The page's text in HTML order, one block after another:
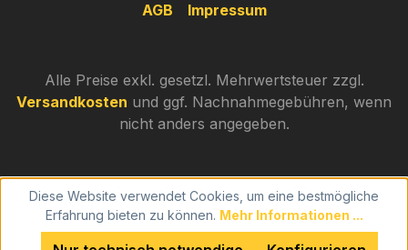
AGB
Impressum
Alle Preise exkl. gesetzl. Mehrwertsteuer zzgl.
Versandkosten und ggf. Nachnahmegebühren, wenn
nicht anders angegeben.
Diese Website verwendet Cookies, um eine bestmögliche
Erfahrung bieten zu können. Mehr Informationen ...